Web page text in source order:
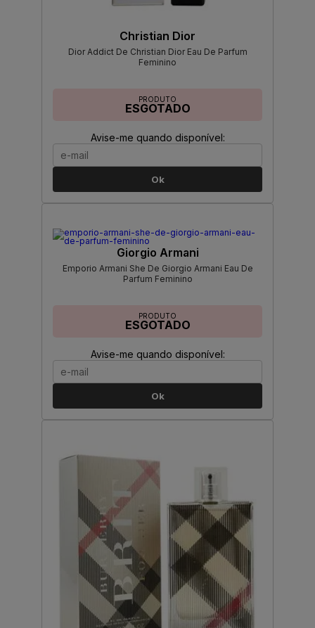
Christian Dior
Dior Addict De Christian Dior Eau De Parfum
Feminino
PRODUTO
ESGOTADO
Avise-me quando disponível:
Ok
Giorgio Armani
Emporio Armani She De Giorgio Armani Eau De
Parfum Feminino
PRODUTO
ESGOTADO
Avise-me quando disponível:
Ok